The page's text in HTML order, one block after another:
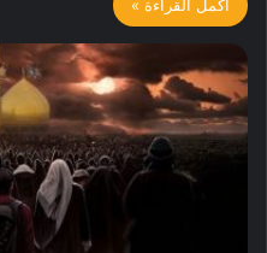
أكمل القراءة »